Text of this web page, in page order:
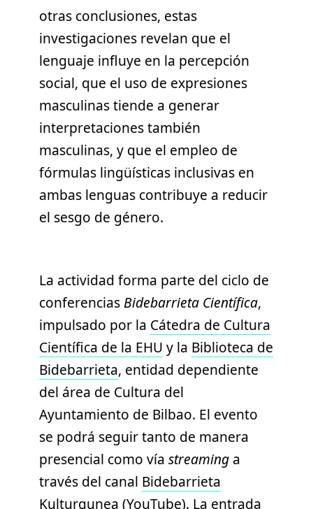
otras conclusiones, estas
investigaciones revelan que el
lenguaje influye en la percepción
social, que el uso de expresiones
masculinas tiende a generar
interpretaciones también
masculinas, y que el empleo de
fórmulas lingüísticas inclusivas en
ambas lenguas contribuye a reducir
el sesgo de género.
La actividad forma parte del ciclo de
conferenciasBidebarrieta Científica,
impulsado por la Cátedra de Cultura
Científica de la EHU y la Biblioteca de
Bidebarrieta, entidad dependiente
del área de Cultura del
Ayuntamiento de Bilbao. El evento
se podrá seguir tanto de manera
presencial como vía streaming a
través del canal Bidebarrieta
Kulturgunea (YouTube). La entrada